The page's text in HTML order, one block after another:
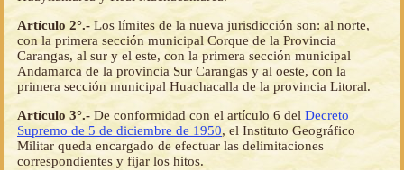
Artículo 2°.- Los límites de la nueva jurisdicción son: al norte,
con la primera sección municipal Corque de la Provincia
Carangas, al sur y el este, con la primera sección municipal
Andamarca de la provincia Sur Carangas y al oeste, con la
primera sección municipal Huachacalla de la provincia Litoral.
Artículo 3°.- De conformidad con el artículo 6 del Decreto
Supremo de 5 de diciembre de 1950, el Instituto Geográfico
Militar queda encargado de efectuar las delimitaciones
correspondientes y fijar los hitos.